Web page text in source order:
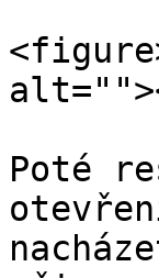
Poté